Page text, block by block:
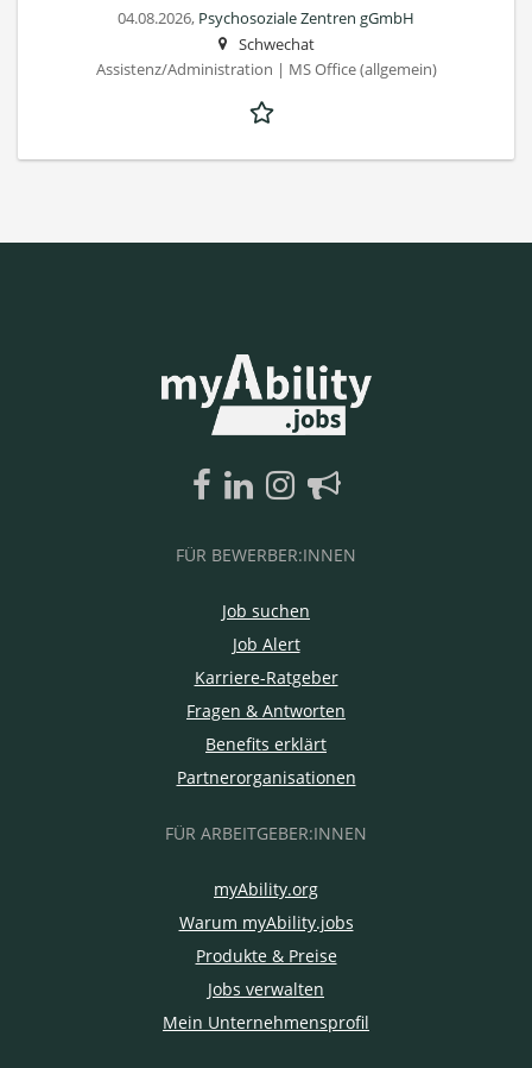
04.08.2026, Psychosoziale Zentren gGmbH
Schwechat
Assistenz/Administration | MS Office (allgemein)
FÜR BEWERBER:INNEN
Job suchen
Job Alert
Karriere-Ratgeber
Fragen & Antworten
Benefits erklärt
Partnerorganisationen
FÜR ARBEITGEBER:INNEN
myAbility.org
Warum myAbility.jobs
Produkte & Preise
Jobs verwalten
Mein Unternehmensprofil